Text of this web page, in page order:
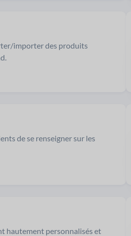
importer des produits
de se renseigner sur les
hautement personnalisés et